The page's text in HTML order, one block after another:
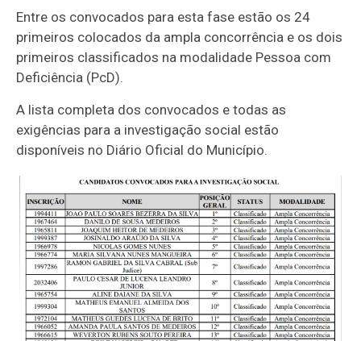
Entre os convocados para esta fase estão os 24
primeiros colocados da ampla concorrência e os dois
primeiros classificados na modalidade Pessoa com
Deficiência (PcD).
A lista completa dos convocados e todas as
exigências para a investigação social estão
disponíveis no Diário Oficial do Município.